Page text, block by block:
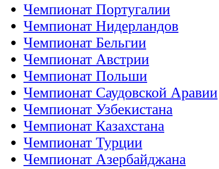
Чемпионат Португалии
Чемпионат Нидерландов
Чемпионат Бельгии
Чемпионат Австрии
Чемпионат Польши
Чемпионат Саудовской Аравии
Чемпионат Узбекистана
Чемпионат Казахстана
Чемпионат Турции
Чемпионат Азербайджана